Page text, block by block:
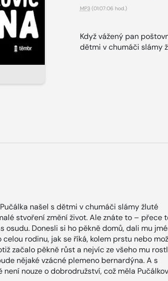
MP3(01:07:06 hod.)
Když vážený pan
dětmi v chumáči slámy
našel s dětmi v chumáči slámy žluté
stvoření změní život. Ale znáte to – přece
osudu. Donesli si ho pěkně domů, dali mu
rodinu, jak se říká, kolem prstu nebo
začalo pěkně růst a nejvíc ze všeho mu
nějaké vzácné plemeno bernardýna. A s
nouze o dobrodružství, což měla